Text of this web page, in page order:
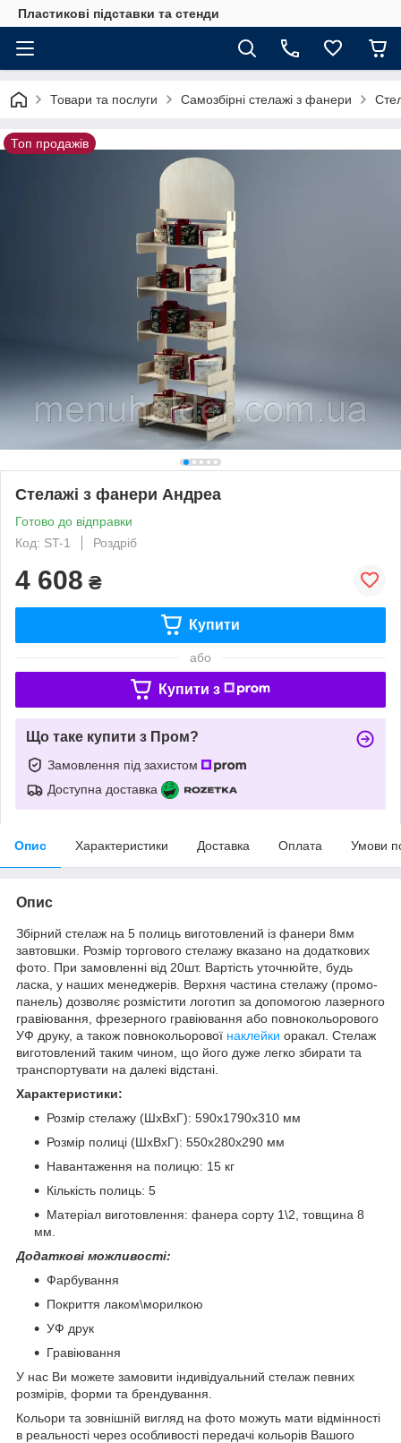
Пластикові підставки та стенди
Товари та послуги Самозбірні стелажі з фанери
Топ продажів
Стелажі з фанери Андреа
Готово до відправки
Код: ST-1
Роздріб
4 608 ₴
Купити
або
Купити з
Що таке купити з Пром?
Замовлення під захистом
Доступна доставка
Опис Характеристики Доставка Оплата Умови
Опис
Збірний стелаж на 5 полиць виготовлений із фанери 8мм
завтовшки. Розмір торгового стелажу вказано на додаткових
фото. При замовленні від 20шт. Вартість уточнюйте, будь
ласка, у наших менеджерів. Верхня частина стелажу (промо-
панель) дозволяє розмістити логотип за допомогою лазерного
гравіювання, фрезерного гравіювання або повнокольорового
УФ друку, а також повнокольорової наклейки оракал. Стелаж
виготовлений таким чином, що його дуже легко збирати та
транспортувати на далекі відстані.
Характеристики:
Розмір стелажу (ШхВхГ): 590х1790х310 мм
Розмір полиці (ШхВхГ): 550х280х290 мм
Навантаження на полицю: 15 кг
Кількість полиць: 5
Матеріал виготовлення: фанера сорту 1\2, товщина 8
мм.
Додаткові можливості:
Фарбування
Покриття лаком\морилкою
УФ друк
Гравіювання
У нас Ви можете замовити індивідуальний стелаж певних
розмірів, форми та брендування.
Кольори та зовнішній вигляд на фото можуть мати відмінності
в реальності через особливості передачі кольорів Вашого